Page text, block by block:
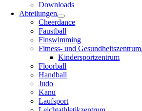
Downloads
Abteilungen
Cheerdance
Faustball
Finswimming
Fitness- und Gesundheitszentrum
Kindersportzentrum
Floorball
Handball
Judo
Kanu
Laufsport